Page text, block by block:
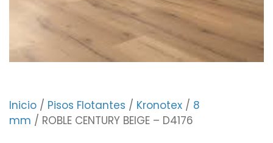
Inicio / Pisos Flotantes / Kronotex / 8
mm / ROBLE CENTURY BEIGE – D4176